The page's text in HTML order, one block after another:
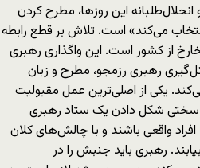
این روزها، مطرح کردن
می‌کند» است. تلاش بر قطع رابطه
از کشور است. این واگذاری رهبری
رهبری رزمجو، مطرح و زبان
یکی از اصلی‌ترین عمل مقبولیت
سختی شکل دادن یک ستاد رهبری
واقعی باشند و با چالش‌های کلان
رهبری باید جنبش را در